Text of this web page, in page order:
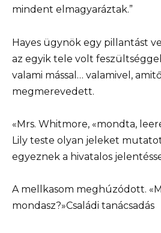
mindent elmagyaráztak.”
Hayes ügynök egy pillantást
az egyik tele volt
valami mással… valamivel,
megmerevedett.
«Mrs. Whitmore, «mondta,
Lily teste olyan jeleket
egyeznek a hivatalos
A mellkasom meghúzódott.
mondasz?»Családi tanácsadás